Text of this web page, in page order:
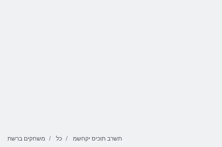
משחקים ברשת כל תשרב תוכיס יקחשמ